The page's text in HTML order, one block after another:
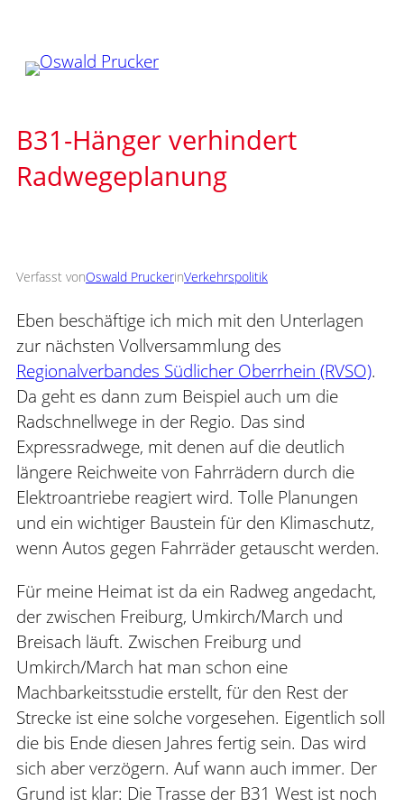
springen
B31-Hänger verhindert
Radwegeplanung
Verfasst vonOswald PruckerinVerkehrspolitik
Eben beschäftige ich mich mit den Unterlagen
zur nächsten Vollversammlung des
Regionalverbandes Südlicher Oberrhein (RVSO).
Da geht es dann zum Beispiel auch um die
Radschnellwege in der Regio. Das sind
Expressradwege, mit denen auf die deutlich
längere Reichweite von Fahrrädern durch die
Elektroantriebe reagiert wird. Tolle Planungen
und ein wichtiger Baustein für den Klimaschutz,
wenn Autos gegen Fahrräder getauscht werden.
Für meine Heimat ist da ein Radweg angedacht,
der zwischen Freiburg, Umkirch/March und
Breisach läuft. Zwischen Freiburg und
Umkirch/March hat man schon eine
Machbarkeitsstudie erstellt, für den Rest der
Strecke ist eine solche vorgesehen. Eigentlich soll
die bis Ende diesen Jahres fertig sein. Das wird
sich aber verzögern. Auf wann auch immer. Der
Grund ist klar: Die Trasse der B31 West ist noch